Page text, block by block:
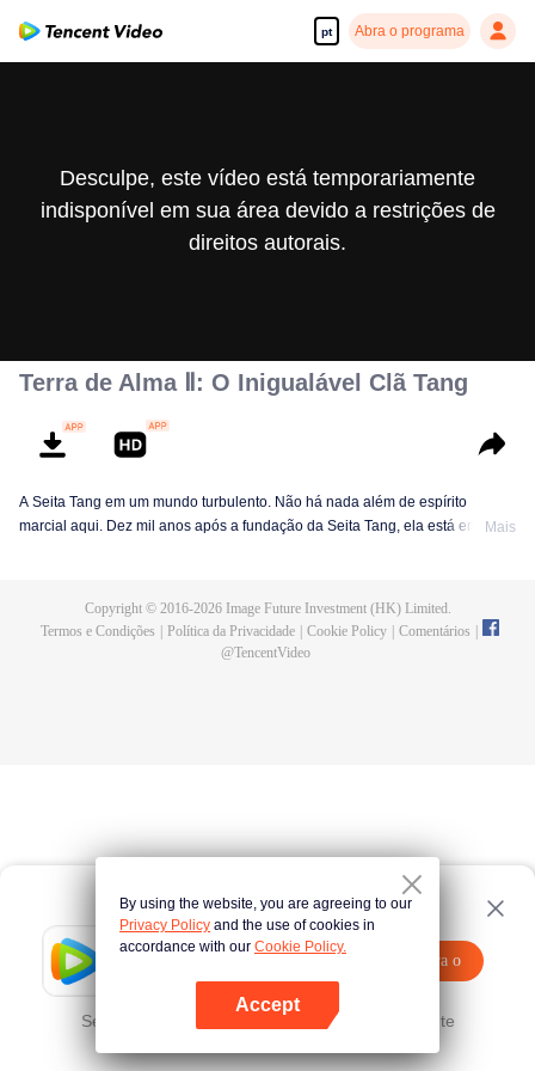
pt Abra o programa
Tencent Video
Abra o
Se falhar, por favor Clique aqui tente novamente
Abra o programa
Desculpe, este vídeo está temporariamente
indisponível em sua área devido a restrições de
direitos autorais.
Terra de Alma Ⅱ: O Inigualável Clã Tang
A Seita Tang em um mundo turbulento. Não há nada além de espírito
marcial aqui. Dez mil anos após a fundação da Seita Tang, ela está em
pode escolher estrelas; O novo sistema de utensílios da alma que levou ao
declínio da Seita Tang... Muitos segredos serão revelados.
Mais
Copyright © 2016-2026Image Future Investment (HK) Limited.
Termos e Condições
Política da Privacidade Cookie Policy Comentários
@TencentVideo
By using the website, you are agreeing to our
Privacy Policy and the use of cookies in
accordance with our Cookie Policy.
Accept